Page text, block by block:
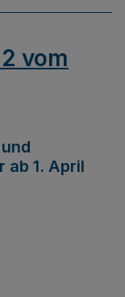
vom
ab 1. April